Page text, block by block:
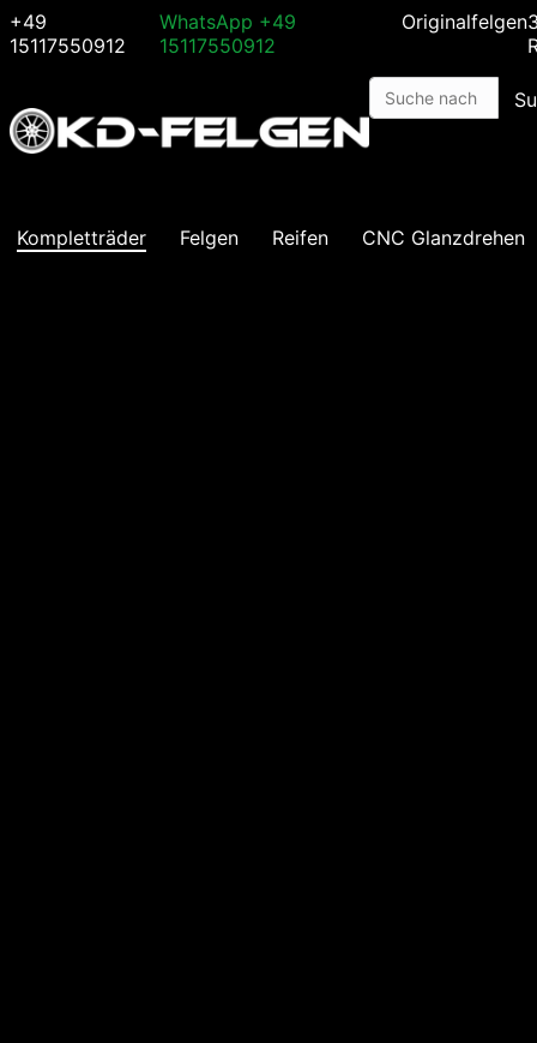
+49
15117550912
WhatsApp +49
15117550912
Originalfelgen
Kompletträder Felgen Reifen CNC Glanzdrehen